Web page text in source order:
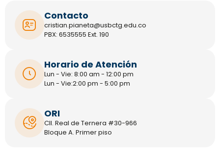
Contacto
cristian.pianeta@usbctg.edu.co
PBX: 6535555 Ext. 190
Horario de Atención
Lun - Vie: 8:00 am - 12:00 pm
Lun - Vie:2:00 pm - 5:00 pm
ORI
Cll. Real de Ternera #30-966
Bloque A. Primer piso